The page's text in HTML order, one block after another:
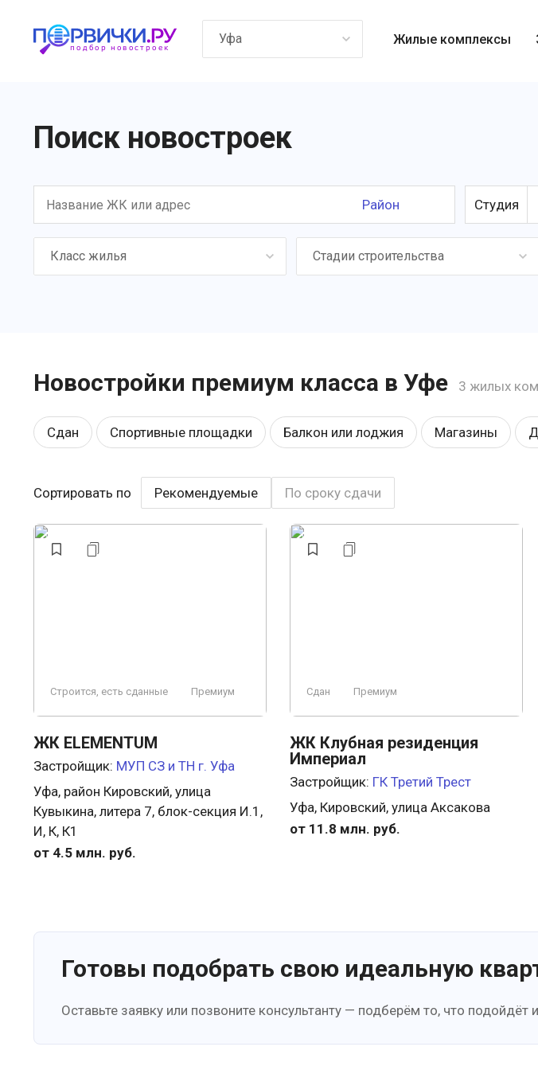
Уфа Жилые комплексы
Поиск новостроек
Район Студия
Класс жилья Стадии строительства
Новостройки премиум класса в Уфе 3 жилых
Сдан Спортивные площадки Балкон или лоджия Магазины
Школа Рядом с парком Видеонаблюдение
Заморожен Премиум
Сортировать по Рекомендуемые По сроку сдачи
Строится, есть сданные Премиум
ЖК ELEMENTUM
Застройщик: МУП СЗ и ТН г. Уфа
Уфа, район Кировский, улица
Кувыкина, литера 7, блок-секция И.1,
И, К, К1
от 4.5 млн. руб.
Сдан Премиум
ЖК Клубная резиденция
Империал
Застройщик: ГК Третий Трест
Уфа, Кировский, улица Аксакова
от 11.8 млн. руб.
Готовы подобрать свою идеальную
Оставьте заявку или позвоните консультанту — подберём то, что подойдёт